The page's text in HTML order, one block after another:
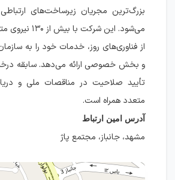
بزرگ‌ترین مجریان زیرساخت‌های
می‌شود. این
از فناوری‌های روز، خدمات خود را به
و بخش خصوصی ارائه می‌دهد. سابقه
تأیید صلاحیت در مناقصات ملی و
متعدد همراه است.
آدرس امین ارتباط
مشهد، جانباز، مجتمع پاژ